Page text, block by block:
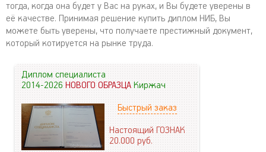
тогда, когда она будет у Вас на руках, и Вы будете уверены в
её качестве. Принимая решение купить диплом НИБ, Вы
можете быть уверены, что получаете престижный документ,
который котируется на рынке труда.
Диплом специалиста
2014-2026НОВОГО ОБРАЗЦАКиржач
Быстрый заказ
Настоящий ГОЗНАК
20.000руб.